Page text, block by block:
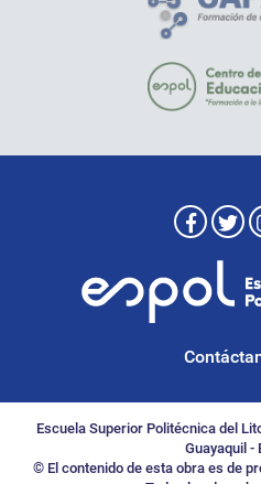
Escuela Superior Politécnica del
Guayaquil -
© El contenido de esta obra es de